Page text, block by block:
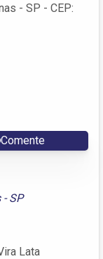
- SP - CEP:
Comente
SP
Lata